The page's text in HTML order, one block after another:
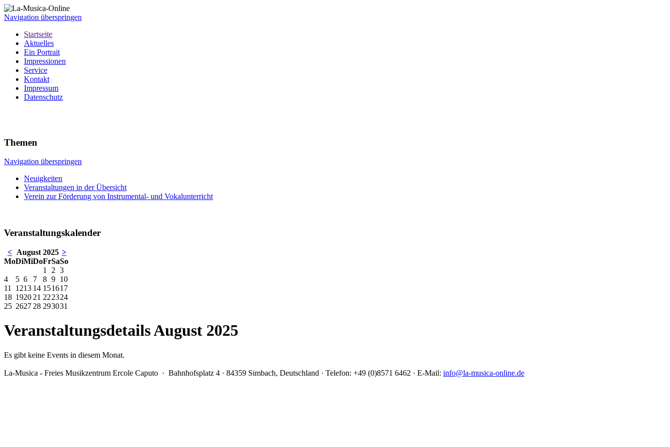
Navigation überspringen
Startseite
Aktuelles
Ein Portrait
Impressionen
Service
Kontakt
Impressum
Datenschutz
Themen
Navigation überspringen
Neuigkeiten
Veranstaltungen in der Übersicht
Verein zur Förderung von Instrumental- und Vokalunterricht
Veranstaltungskalender
< August 2025 >
MoDiMiDoFrSaSo
1
2 3
4
5 6 7 8 9 10
11
1213 14 151617
18 1920 21 222324
25 2627 28 293031
Veranstaltungsdetails August 2025
Es gibt keine Events in diesem Monat.
La-Musica - Freies Musikzentrum Ercole Caputo · Bahnhofsplatz 4 · 84359 Simbach, Deutschland · Telefon: +49 (0)8571 6462 · E-Mail: info@la-musica-online.de